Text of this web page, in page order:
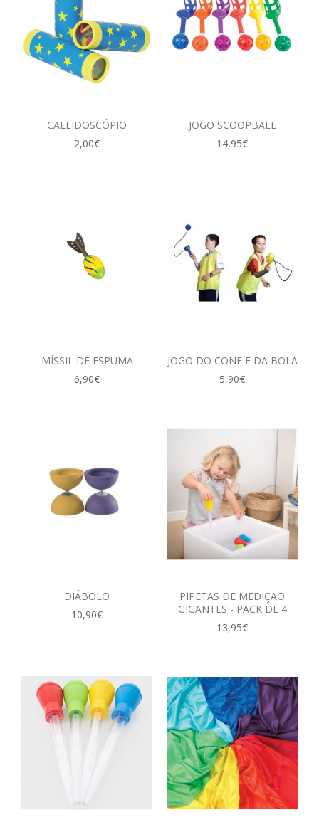
CALEIDOSCÓPIO
2,00€
JOGO SCOOPBALL
14,95€
MÍSSIL DE ESPUMA
6,90€
JOGO DO CONE E DA BOLA
5,90€
DIÁBOLO
10,90€
PIPETAS DE MEDIÇÃO
GIGANTES - PACK DE 4
13,95€